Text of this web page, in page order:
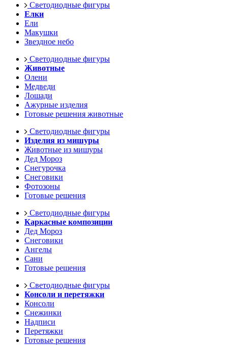
Светодиодные фигуры
Елки
Ели
Макушки
Звездное небо
Светодиодные фигуры
Животные
Олени
Медведи
Лошади
Ажурные изделия
Готовые решения животные
Светодиодные фигуры
Изделия из мишуры
Животные из мишуры
Дед Мороз
Снегурочка
Снеговики
Фотозоны
Готовые решения
Светодиодные фигуры
Каркасные композиции
Дед Мороз
Снеговики
Ангелы
Сани
Готовые решения
Светодиодные фигуры
Консоли и перетяжки
Консоли
Снежинки
Надписи
Перетяжки
Готовые решения